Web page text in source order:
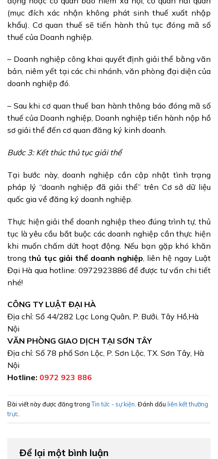
(mục đích xác nhận không phát sinh thuế xuất nhập
khẩu). Cơ quan thuế sẽ tiến hành thủ tục đóng mã số
thuế của Doanh nghiệp.
– Doanh nghiệp công khai quyết định giải thể bằng văn
bản, niêm yết tại các chi nhánh, văn phòng đại diện của
doanh nghiệp đó.
– Sau khi cơ quan thuế ban hành thông báo đóng mã số
thuế của Doanh nghiệp, Doanh nghiệp tiến hành nộp hồ
sơ giải thể đến cơ quan đăng ký kinh doanh.
Bước 3: Kết thúc thủ tục giải thể
Tại bước này, doanh nghiệp cần cập nhật tình trạng
pháp lý “doanh nghiệp đã giải thể” trên Cơ sở dữ liệu
quốc gia về đăng ký doanh nghiệp.
Thực hiện giải thể doanh nghiệp theo đúng trình tự, thủ
tục là yêu cầu bắt buộc các doanh nghiệp cần thực hiện
khi muốn chấm dứt hoạt động. Nếu bạn gặp khó khăn
trong thủ tục giải thể doanh nghiệp , liên hệ ngay Luật
Đại Hà qua hotline: 0972923886 để được tư vấn chi tiết
nhé!
CÔNG TY LUẬT ĐẠI HÀ
Địa chỉ: Số 44/282 Lạc Long Quân, P. Bưởi, Tây Hồ,Hà
Nội
VĂN PHÒNG GIAO DỊCH TẠI SƠN TÂY
Địa chỉ: Số 78 phố Sơn Lộc, P. Sơn Lộc, TX. Sơn Tây, Hà
Nội
Hotline: 0972 923 886
Bài viết này được đăng trongTin tức - sự kiện . Đánh dấu liên kết thường
trực
Để lại một bình luận